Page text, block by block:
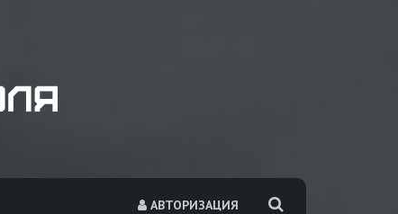
АВТОРИЗАЦИЯ